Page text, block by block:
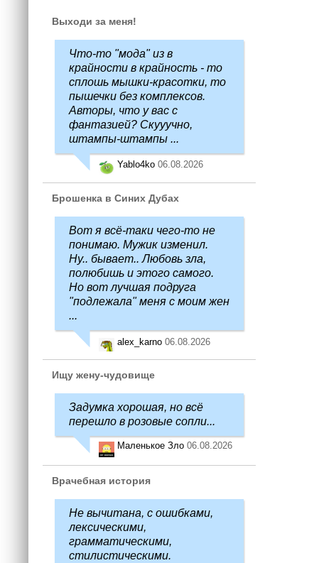
Выходи за меня!
Что-то "мода" из в
крайности в крайность - то
сплошь мышки-красотки, то
пышечки без комплексов.
Авторы, что у вас с
фантазией? Скууучно,
штампы-штампы ...
Yablo4ko 06.08.2026
Брошенка в Синих Дубах
Вот я всё-таки чего-то не
понимаю. Мужик изменил.
Ну.. бывает.. Любовь зла,
полюбишь и этого самого.
Но вот лучшая подруга
"подлежала" меня с моим жен
...
alex_karno 06.08.2026
Ищу жену-чудовище
Задумка хорошая, но всё
перешло в розовые сопли...
Маленькое Зло 06.08.2026
Врачебная история
Не вычитана, с ошибками,
лексическими,
грамматическими,
стилистическими.